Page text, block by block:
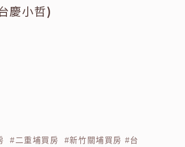
慶小哲)
#二重埔買房 #新竹關埔買房 #台